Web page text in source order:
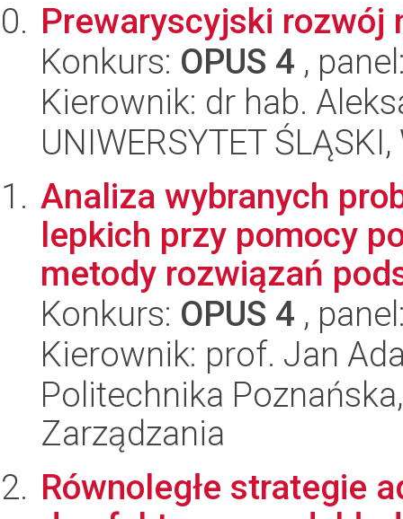
Prewaryscyjski rozwój
Konkurs: OPUS 4 ,
Kierownik: dr hab.
UNIWERSYTET
Analiza wybranych
lepkich przy pomocy
metody rozwiązań
Konkurs: OPUS 4 ,
Kierownik: prof. Jan
Politechnika
Zarządzania
Równoległe strategie